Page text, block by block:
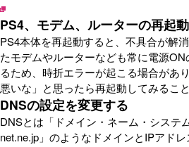
PS4、モデム、ルーターの再起
PS4本体を再起動すると、不具合が解
たモデムやルーターなども常に電源
るため、時折エラーが起こる場合があ
悪いな」と思ったら再起動してみるこ
DNSの設定を変更する
DNSとは「ドメイン・ネーム・システ
net.ne.jp」のようなドメインとIPアド